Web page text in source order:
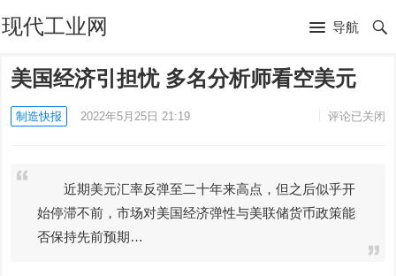
现代工业网 导航
美国经济引担忧 多名分析师看空美元
制造快报 2022年5月25日 21:19 评论已关闭
近期美元汇率反弹至二十年来高点，但之后似乎开
始停滞不前，市场对美国经济弹性与美联储货币政策能
否保持先前预期…